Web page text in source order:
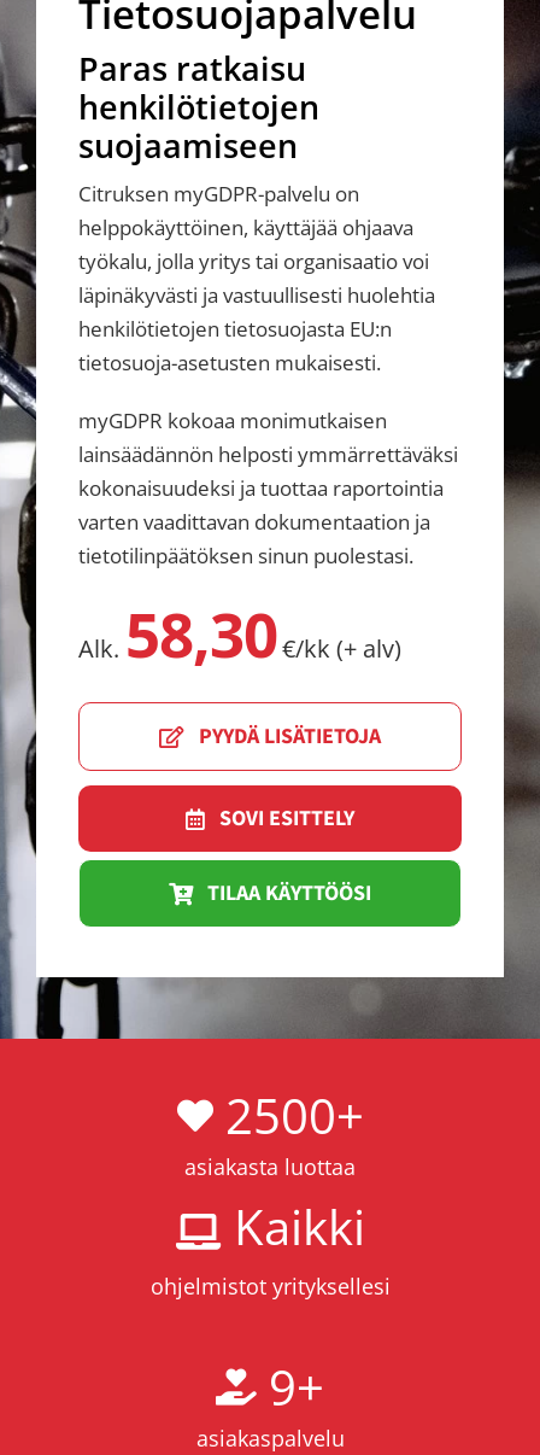
Tietosuojapalvelu
Paras ratkaisu
henkilötietojen
suojaamiseen
Citruksen myGDPR-palvelu on
helppokäyttöinen, käyttäjää ohjaava
työkalu, jolla yritys tai organisaatio voi
läpinäkyvästi ja vastuullisesti huolehtia
henkilötietojen tietosuojasta EU:n
tietosuoja-asetusten mukaisesti.
myGDPR kokoaa monimutkaisen
lainsäädännön helposti ymmärrettäväksi
kokonaisuudeksi ja tuottaa raportointia
varten vaadittavan dokumentaation ja
tietotilinpäätöksen sinun puolestasi.
Alk. 58,30€/kk (+ alv)
PYYDÄ LISÄTIETOJA
SOVI ESITTELY
TILAA KÄYTTÖÖSI
2500+
asiakasta luottaa
Kaikki
ohjelmistot yrityksellesi
9+
asiakaspalvelu